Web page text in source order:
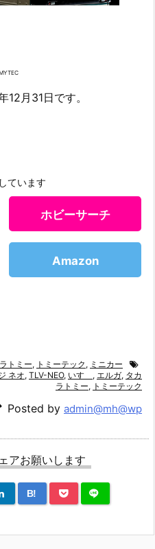
月31日です。
ています
ホビーサーチ
Amazon
トミー, トミーテック , ミニカー
ネオ, TLV-NEO, いすゞ , エルガ, タカ
ラトミー, トミーテック
Posted by admin@mh@wp
アお願いします
B!